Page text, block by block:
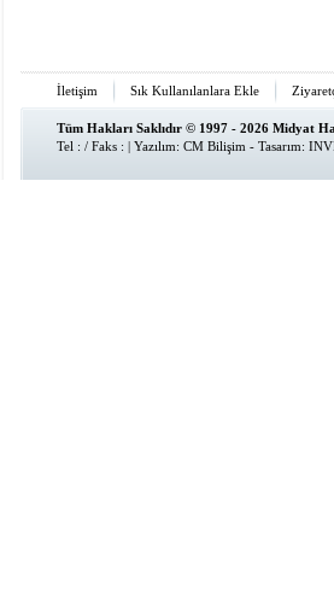
İletişim Sık Kullanılanlara Ekle
Tüm Hakları Saklıdır © 1997 - 2026 Midyat
Tel : / Faks : | Yazılım: CM Bilişim - Tasarım: